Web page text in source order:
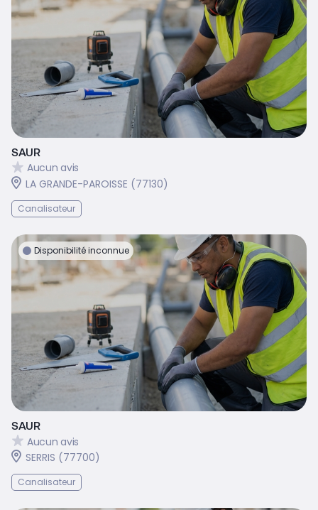
SAUR
Aucun avis
LA GRANDE-PAROISSE (77130)
Canalisateur
Disponibilité inconnue
SAUR
Aucun avis
SERRIS (77700)
Canalisateur